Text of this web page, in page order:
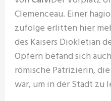
Clemenceau. Einer
zufolge erlitten hier
des Kaisers Diokletian
Opfern befand sich
römische Patrizierin,
war, um in der Stadt zu